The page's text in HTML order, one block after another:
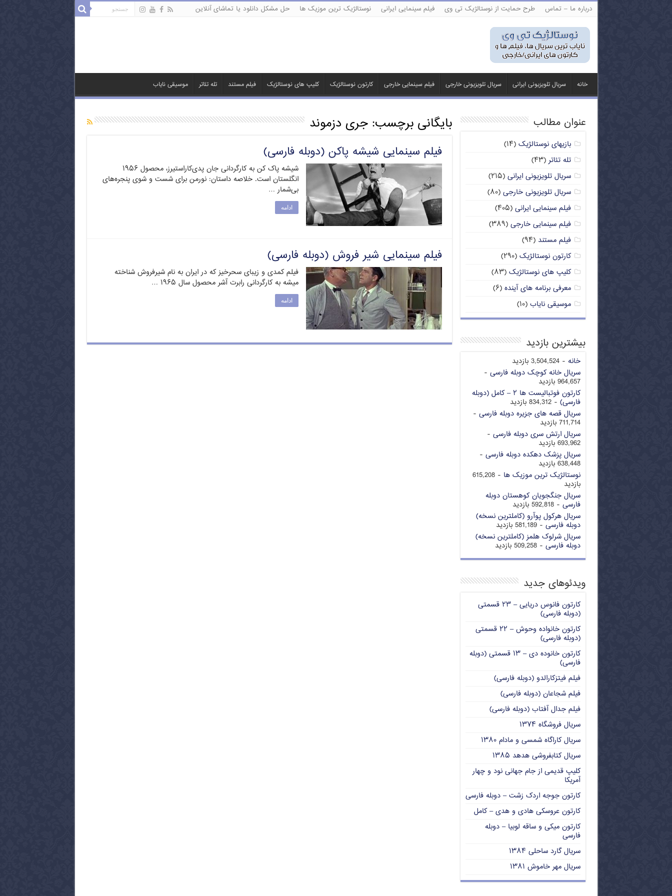
درباره ما – تماس طرح حمایت از نوستالژیک تی وی فیلم سینمایی ایرانی نوستالژیک ترین موزیک ها حل مشکل دانلود یا تماشای آنلاین
خانه سریال تلویزیونی ایرانی سریال تلویزیونی خارجی فیلم سینمایی خارجی کارتون نوستالژیک کلیپ های نوستالژیک فیلم مستند تله تئاتر موسیقی نایاب
بایگانی برچسب:جری دزموند
فیلم سینمایی شیشه پاکن (دوبله فارسی)
شیشه پاک کن به کارگردانی جان پدی‌کاراستیرز، محصول ۱۹۵۶
انگلستان است. خلاصه داستان: نورمن برای شست و شوی پنجره‌های
بی‌شمار …
ادامه
فیلم سینمایی شیر فروش (دوبله فارسی)
فیلم کمدی و زیبای سحرخیز که در ایران به نام شیرفروش شناخته
میشه به کارگردانی رابرت آشر محصول سال ۱۹۶۵ …
ادامه
عنوان مطالب
بازیهای نوستالژیک (۱۴)
تله تئاتر(۴۳)
سریال تلویزیونی ایرانی (۲۱۵)
سریال تلویزیونی خارجی (۸۰)
فیلم سینمایی ایرانی (۴۰۵)
فیلم سینمایی خارجی (۳۸۹)
فیلم مستند (۹۴)
کارتون نوستالژیک (۲۹۰)
کلیپ های نوستالژیک (۸۳)
معرفی برنامه های آینده (۶)
موسیقی نایاب (۱۰)
بیشترین بازدید
خانه - 3,504,524 بازدید
سریال خانه کوچک دوبله فارسی -
964,657 بازدید
کارتون فوتبالیست ها ۲ – کامل (دوبله
فارسی) - 834,312 بازدید
سریال قصه های جزیره دوبله فارسی -
711,714 بازدید
سریال ارتش سری دوبله فارسی -
693,962 بازدید
سریال پزشک دهکده دوبله فارسی -
638,448 بازدید
نوستالژیک ترین موزیک ها
- 615,208
بازدید
سریال جنگجویان کوهستان دوبله
فارسی - 592,818 بازدید
سریال هرکول پوآرو (کاملترین نسخه)
دوبله فارسی - 581,189 بازدید
سریال شرلوک هلمز (کاملترین نسخه)
دوبله فارسی - 509,258 بازدید
ویدئوهای جدید
کارتون فانوس دریایی – ۲۳ قسمتی
(دوبله فارسی)
کارتون خانواده وحوش – ۲۲ قسمتی
(دوبله فارسی)
کارتون خانوده دی – ۱۳ قسمتی (دوبله
فارسی)
فیلم فیتزکارالدو (دوبله فارسی)
فیلم شجاعان (دوبله فارسی)
فیلم جدال آفتاب (دوبله فارسی)
سریال فروشگاه ۱۳۷۴
سریال کاراگاه شمسی و مادام ۱۳۸۰
سریال کتابفروشی هدهد ۱۳۸۵
کلیپ قدیمی از جام جهانی نود و چهار
آمریکا
کارتون جوجه اردک زشت – دوبله فارسی
کارتون عروسکی هادی و هدی – کامل
کارتون میکی و ساقه لوبیا – دوبله
فارسی
سریال گارد ساحلی ۱۳۸۴
سریال مهر خاموش ۱۳۸۱